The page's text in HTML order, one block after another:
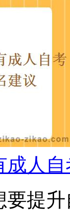
成人
要提